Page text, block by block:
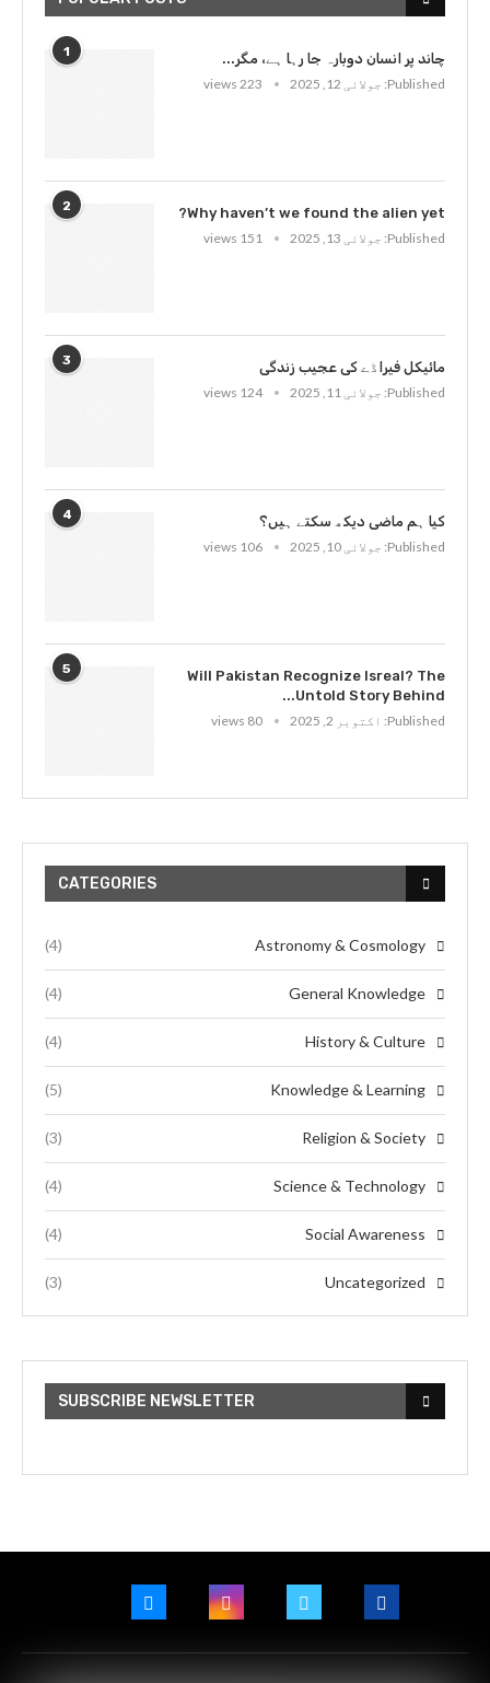
1
چاند پر انسان دوبارہ جا رہا ہے، مگر...
Published: جولائی 12, 2025 223 views
2
Why haven’t we found the alien yet?
Published: جولائی 13, 2025 151 views
3
مائیکل فیراڈے کی عجیب زندگی
Published: جولائی 11, 2025 124 views
4
کیا ہم ماضی دیکھ سکتے ہیں؟
Published: جولائی 10, 2025 106 views
5
Will Pakistan Recognize Isreal? The
Untold Story Behind...
Published: اکتوبر 2, 2025 80 views
CATEGORIES
Astronomy & Cosmology
(4)
General Knowledge
(4)
History & Culture
(4)
Knowledge & Learning
(5)
Religion & Society
(3)
Science & Technology
(4)
Social Awareness
(4)
Uncategorized
(3)
SUBSCRIBE NEWSLETTER